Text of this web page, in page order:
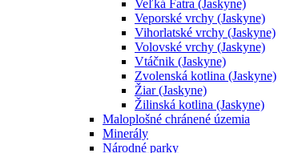
Veľká Fatra (Jaskyne)
Veporské vrchy (Jaskyne)
Vihorlatské vrchy (Jaskyne)
Volovské vrchy (Jaskyne)
Vtáčnik (Jaskyne)
Zvolenská kotlina (Jaskyne)
Žiar (Jaskyne)
Žilinská kotlina (Jaskyne)
Maloplošné chránené územia
Minerály
Národné parky